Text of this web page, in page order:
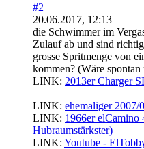
#2
20.06.2017, 12:13
die Schwimmer im
Zulauf ab und sind
grosse Spritmenge von
kommen? (Wäre
LINK: 2013er Charger
LINK: ehemaliger
LINK: 1966er elCamino
Hubraumstärkster)
LINK: Youtube -